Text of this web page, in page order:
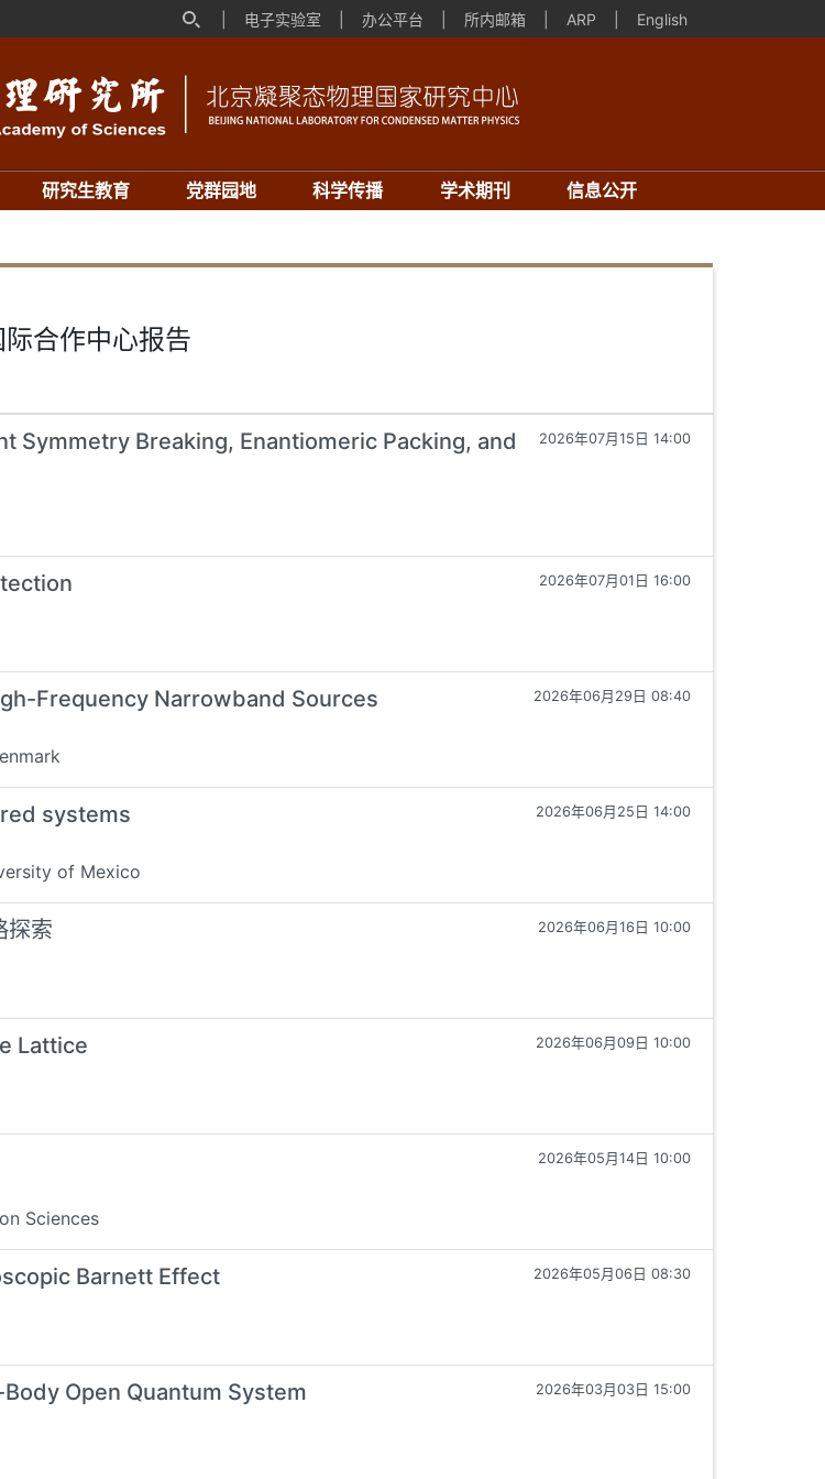
电子实验室 办公平台 所内邮箱 ARP English
研究生教育 党群园地 科学传播 学术期刊 信息公开
际合作中心报告
Symmetry Breaking, Enantiomeric Packing, and
2026年07月15日 14:00
2026年07月01日 16:00
Frequency Narrowband Sources 2026年06月29日 08:40
systems 2026年06月25日 14:00
of Mexico
探索 2026年06月16日 10:00
Lattice 2026年06月09日 10:00
2026年05月14日 10:00
Sciences
Barnett Effect 2026年05月06日 08:30
Open Quantum System 2026年03月03日 15:00